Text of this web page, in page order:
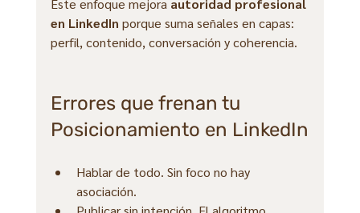
Este enfoque mejora autoridad profesional
en LinkedIn porque suma señales en capas:
perfil, contenido, conversación y coherencia.
Errores que frenan tu
Posicionamiento en LinkedIn
Hablar de todo. Sin foco no hay
asociación.